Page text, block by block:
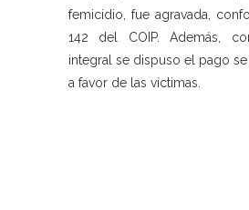
femicidio, fue agravada,
142 del COIP. Además,
integral se dispuso el pago
a favor de las víctimas.